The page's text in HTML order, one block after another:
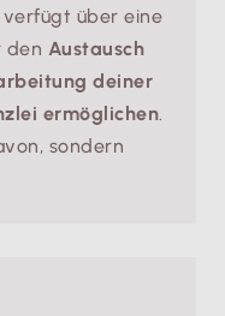
verfügt über eine
den Austausch
deiner
ermöglichen.
sondern